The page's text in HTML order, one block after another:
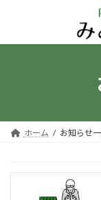
ン
ー
ホーム お知らせ